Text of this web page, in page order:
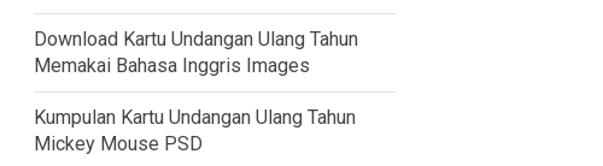
Download Kartu Undangan Ulang Tahun
Memakai Bahasa Inggris Images
Kumpulan Kartu Undangan Ulang Tahun
Mickey Mouse PSD